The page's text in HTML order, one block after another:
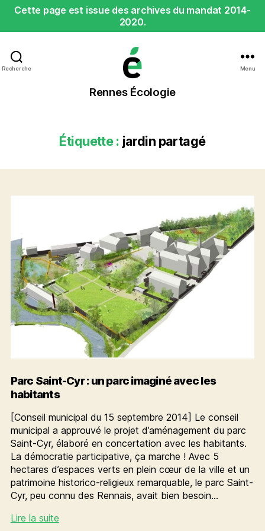
Cette page est issue des archives du mandat 2014-
2020.
Recherche
Rennes
Écologie
Rennes Écologie
Menu
Étiquette : jardin partagé
Parc Saint-Cyr : un parc imaginé avec les
habitants
[Conseil municipal du 15 septembre 2014] Le conseil
municipal a approuvé le projet d’aménagement du parc
Saint-Cyr, élaboré en concertation avec les habitants.
La démocratie participative, ça marche ! Avec 5
hectares d’espaces verts en plein cœur de la ville et un
patrimoine historico-religieux remarquable, le parc Saint-
Cyr, peu connu des Rennais, avait bien besoin…
Lire la suiteParc